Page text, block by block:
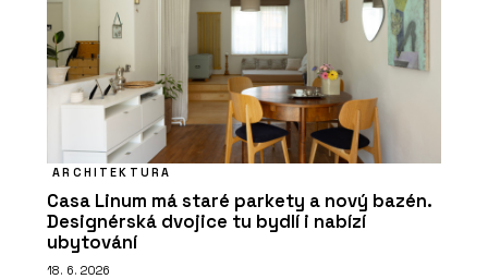
ARCHITEKTURA
Casa Linum má staré parkety a nový bazén.
Designérská dvojice tu bydlí i nabízí
ubytování
18. 6. 2026